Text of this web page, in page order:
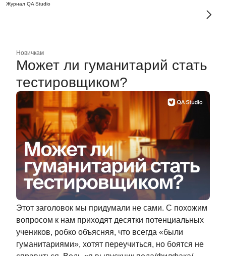
Журнал QA Studio
Новичкам
Может ли гуманитарий стать
тестировщиком?
Этот заголовок мы придумали не сами. С похожим
вопросом к нам приходят десятки потенциальных
учеников, робко объясняя, что всегда «были
гуманитариями», хотят переучиться, но боятся не